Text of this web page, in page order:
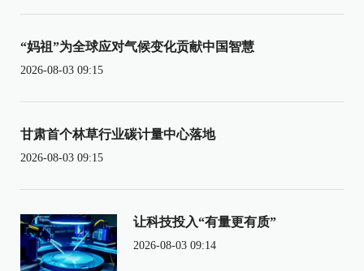
“妈祖”为全球应对气候变化贡献中国智慧
2026-08-03 09:15
甘肃首个林草行业碳计量中心落地
2026-08-03 09:15
让科技投入“有量更有质”
2026-08-03 09:14